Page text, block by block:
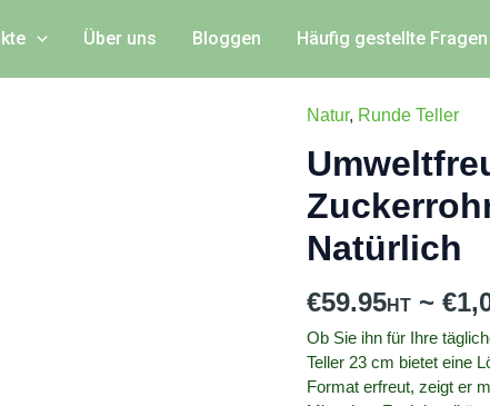
Über uns Bloggen Häufig gestellte Fragen
Natur, Runde Teller
Natürlich
€59.95 ~ €
Ob Sie ihn für Ihre
Teller 23 cm bietet eine
Format erfreut, zeigt er
Umweltfreundlicher
runder
Teller
aus
Zuckerrohrfaser
23
cm
-
500